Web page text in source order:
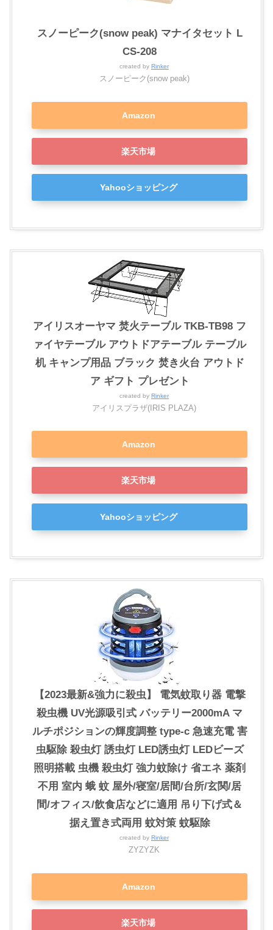
スノーピーク(snow peak) マナイタセット L
CS-208
created by Rinker
スノーピーク(snow peak)
Amazon
楽天市場
Yahooショッピング
アイリスオーヤマ 焚火テーブル TKB-TB98 フ
ァイヤテーブル アウトドアテーブル テーブル
机 キャンプ用品 ブラック 焚き火台 アウトド
ア ギフト プレゼント
created by Rinker
アイリスプラザ(IRIS PLAZA)
Amazon
楽天市場
Yahooショッピング
【2023最新&強力に殺虫】 電気蚊取り器 電撃
殺虫機 UV光源吸引式 バッテリー2000mA マ
ルチポジションの輝度調整 type-c 急速充電 害
虫駆除 殺虫灯 誘虫灯 LED誘虫灯 LEDビーズ
照明搭載 虫機 殺虫灯 強力蚊除け 省エネ 薬剤
不用 室内 蛾 蚊 屋外/寝室/居間/台所/玄関/居
間/オフィス/飲食店などに適用 吊り下げ式＆
据え置き式両用 蚊対策 蚊駆除
created by Rinker
ZYZYZK
Amazon
楽天市場